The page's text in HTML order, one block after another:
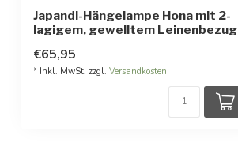
Japandi-Hängelampe Hona mit 2-
lagigem, gewelltem Leinenbezug
€65,95
* Inkl. MwSt. zzgl. Versandkosten